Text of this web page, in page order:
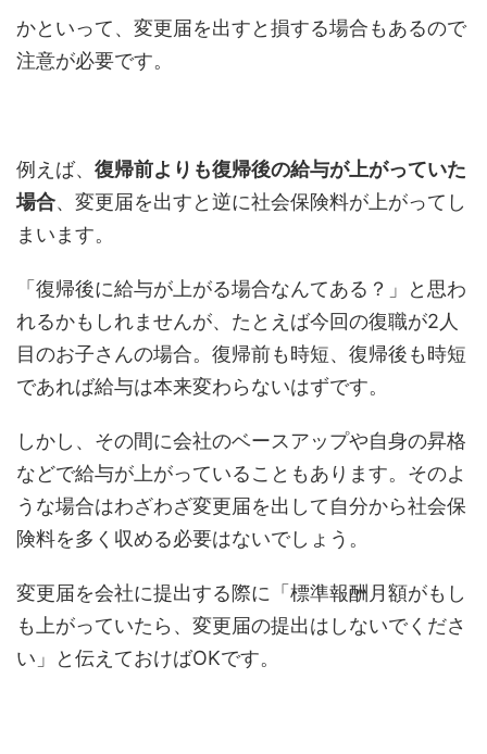
かといって、変更届を出すと損する場合もあるので
注意が必要です。
例えば、 復帰前よりも復帰後の給与が上がっていた
場合、変更届を出すと逆に社会保険料が上がってし
まいます。
「復帰後に給与が上がる場合なんてある？」と思わ
れるかもしれませんが、たとえば今回の復職が2人
目のお子さんの場合。復帰前も時短、復帰後も時短
であれば給与は本来変わらないはずです。
しかし、その間に会社のベースアップや自身の昇格
などで給与が上がっていることもあります。そのよ
うな場合はわざわざ変更届を出して自分から社会保
険料を多く収める必要はないでしょう。
変更届を会社に提出する際に「標準報酬月額がもし
も上がっていたら、変更届の提出はしないでくださ
い」と伝えておけばOKです。